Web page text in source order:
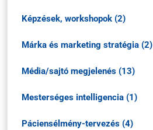
Képzések, workshopok (2)
Márka és marketing stratégia (2)
Média/sajtó megjelenés (13)
Mesterséges intelligencia (1)
Páciensélmény-tervezés (4)